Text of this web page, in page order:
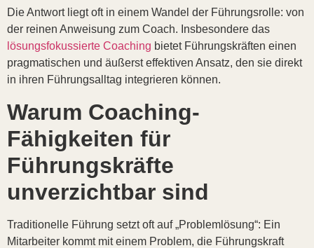
Die Antwort liegt oft in einem Wandel der Führungsrolle: von
der reinen Anweisung zum Coach. Insbesondere das
lösungsfokussierte Coaching bietet Führungskräften einen
pragmatischen und äußerst effektiven Ansatz, den sie direkt
in ihren Führungsalltag integrieren können.
Warum Coaching-
Fähigkeiten für
Führungskräfte
unverzichtbar sind
Traditionelle Führung setzt oft auf „Problemlösung“: Ein
Mitarbeiter kommt mit einem Problem, die Führungskraft